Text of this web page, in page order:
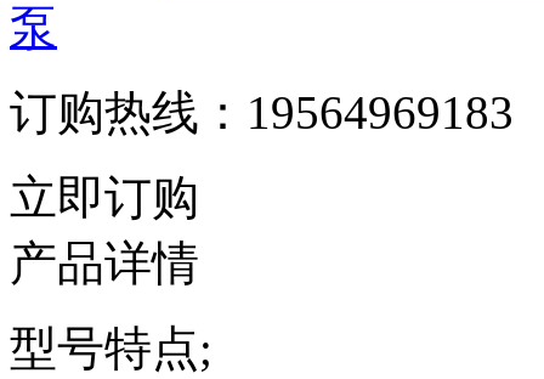
泵
订购热线：19564969183
立即订购
产品详情
型号特点;